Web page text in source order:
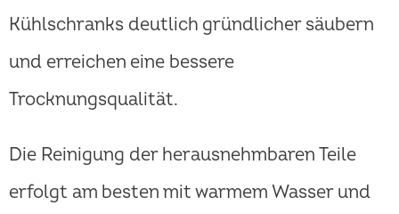
Kühlschranks deutlich gründlicher säubern
und erreichen eine bessere
Trocknungsqualität.
Die Reinigung der herausnehmbaren Teile
erfolgt am besten mit warmem Wasser und